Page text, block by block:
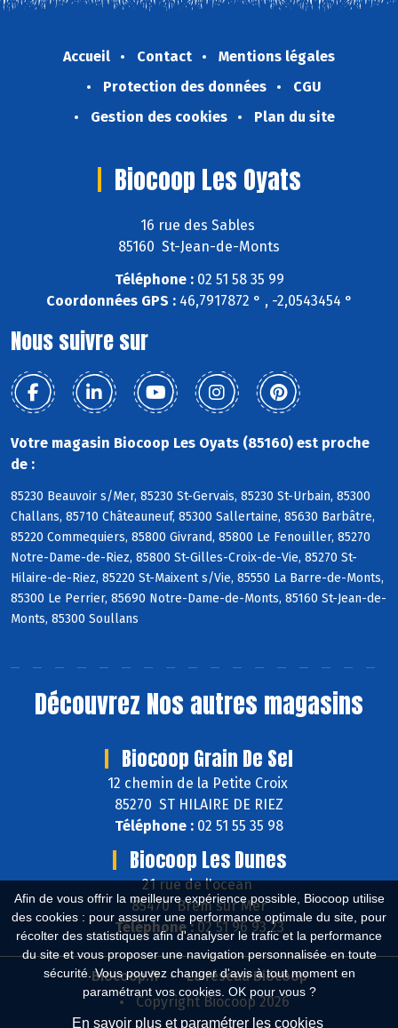
Afin de vous offrir la meilleure expérience possible, Biocoop utilise
des cookies : pour assurer une performance optimale du site, pour
récolter des statistiques afin d'analyser le trafic et la performance
du site et vous proposer une navigation personnalisée en toute
sécurité. Vous pouvez changer d'avis à tout moment en
paramétrant vos cookies. OK pour vous ?
En savoir plus et paramétrer les cookies
Accueil Contact
Mentions légales
Protection des données
CGU
Gestion des cookies
Plan du site
Biocoop Les Oyats
16 rue des Sables
85160 St-Jean-de-Monts
Téléphone :02 51 58 35 99
Coordonnées GPS :46,7917872 ° , -2,0543454 °
Nous suivre sur
Votre magasin Biocoop Les Oyats (85160) est proche
de :
85230 Beauvoir s/Mer, 85230 St-Gervais, 85230 St-Urbain, 85300
Challans, 85710 Châteauneuf, 85300 Sallertaine, 85630 Barbâtre,
85220 Commequiers, 85800 Givrand, 85800 Le Fenouiller, 85270
Notre-Dame-de-Riez, 85800 St-Gilles-Croix-de-Vie, 85270 St-
Hilaire-de-Riez, 85220 St-Maixent s/Vie, 85550 La Barre-de-Monts,
85300 Le Perrier, 85690 Notre-Dame-de-Monts, 85160 St-Jean-de-
Monts, 85300 Soullans
Découvrez Nos autres magasins
Biocoop Grain De Sel
12 chemin de la Petite Croix
85270 ST HILAIRE DE RIEZ
Téléphone : 02 51 55 35 98
Biocoop Les Dunes
21 rue de l'ocean
85470 Brem sur Mer
Téléphone :02 51 96 93 23
Biocoop.fr
Le réseau Biocoop
Copyright Biocoop 2026